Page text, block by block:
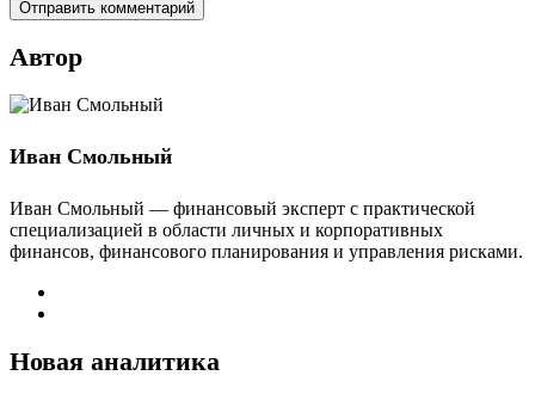
Автор
Иван Смольный
Иван Смольный — финансовый эксперт с практической
специализацией в области личных и корпоративных
финансов, финансового планирования и управления рисками.
Новая аналитика